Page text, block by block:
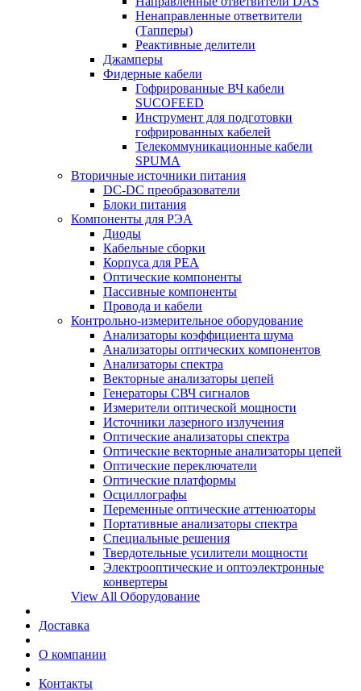
Ненаправленные ответвители
(Тапперы)
Реактивные делители
Джамперы
Фидерные кабели
Гофрированные ВЧ кабели
SUCOFEED
Инструмент для подготовки
гофрированных кабелей
Телекоммуникационные кабели
SPUMA
Вторичные источники питания
DC-DC преобразователи
Блоки питания
Компоненты для РЭА
Диоды
Кабельные сборки
Корпуса для РЕА
Оптические компоненты
Пассивные компоненты
Провода и кабели
Контрольно-измерительное оборудование
Анализаторы коэффициента шума
Анализаторы оптических компонентов
Анализаторы спектра
Векторные анализаторы цепей
Генераторы СВЧ сигналов
Измерители оптической мощности
Источники лазерного излучения
Оптические анализаторы спектра
Оптические векторные анализаторы цепей
Оптические переключатели
Оптические платформы
Осциллографы
Переменные оптические аттенюаторы
Портативные анализаторы спектра
Специальные решения
Твердотельные усилители мощности
Электрооптические и оптоэлектронные
конвертеры
View All Оборудование
Доставка
О компании
Контакты